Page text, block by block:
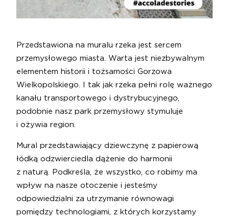
Przedstawiona na muralu rzeka jest sercem
przemysłowego miasta. Warta jest niezbywalnym
elementem historii i tożsamości Gorzowa
Wielkopolskiego. I tak jak rzeka pełni rolę ważnego
kanału transportowego i dystrybucyjnego,
podobnie nasz park przemysłowy stymuluje
i ożywia region.
Mural przedstawiający dziewczynę z papierową
łódką odzwierciedla dążenie do harmonii
z naturą. Podkreśla, że wszystko, co robimy ma
wpływ na nasze otoczenie i jesteśmy
odpowiedzialni za utrzymanie równowagi
pomiędzy technologiami, z których korzystamy